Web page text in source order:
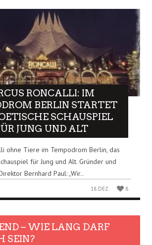
RONCALLI: IM
BERLIN STARTET
SCHAUSPIEL
JUNG UND ALT
ohne Tiere im Tempodrom Berlin, das
für Jung und Alt. Gründer und
Bernhard Paul: „Wir..
18 DEZ. 8
– WIE LANG DARF
SEIN?